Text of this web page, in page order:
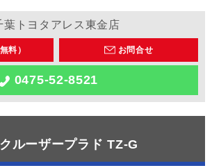
葉トヨタアレス東金店
料） お問合せ
0475-52-8521
ルーザープラド TZ-G